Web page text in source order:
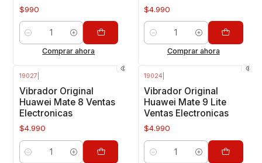
$990
Cantidad
Comprar ahora
$4.990
Cantidad
Comprar ahora
19027
Vibrador Original
Huawei Mate 8 Ventas
Electronicas
$4.990
Cantidad
19024
Vibrador Original
Huawei Mate 9 Lite
Ventas Electronicas
$4.990
Cantidad